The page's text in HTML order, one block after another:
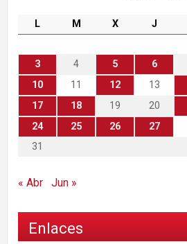
L M X J
3
4 5 6
10
11 12 13
17
18 19 20
24
25 26 27
31
« Abr Jun »
Enlaces